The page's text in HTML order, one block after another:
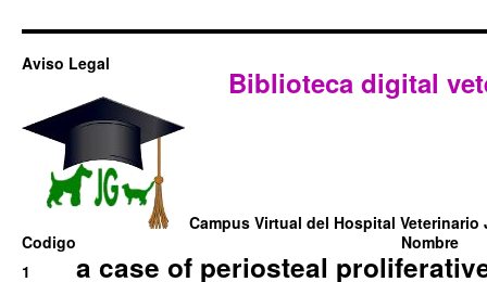
Aviso Legal
Biblioteca digital
Campus Virtual del Hospital Veterinario
Codigo
Nombre
1
a case of periosteal